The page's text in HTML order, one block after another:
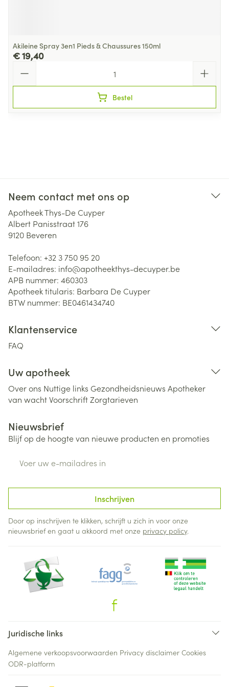
Akileine Spray 3en1 Pieds & Chaussures 150ml
€ 19,40
Bestel
Neem contact met ons op
Apotheek Thys-De Cuyper
Albert Panisstraat 176
9120 Beveren
Telefoon: +32 3 750 95 20
E-mailadres: info@apotheekthys-decuyper.be
APB nummer: 460303
Apotheek titularis: Barbara De Cuyper
BTW nummer: BE0461434740
Klantenservice
FAQ
Uw apotheek
Over ons Nuttige links Gezondheidsnieuws Apotheker
van wachtVoorschriftZorgtarieven
Nieuwsbrief
Blijf op de hoogte van nieuwe producten en promoties
Inschrijven
Door op inschrijven te klikken, schrijft u zich in voor onze
nieuwsbrief en gaat u akkoord met onze privacy policy.
Juridische links
Algemene verkoopsvoorwaarden Privacy disclaimer Cookies
ODR-platform